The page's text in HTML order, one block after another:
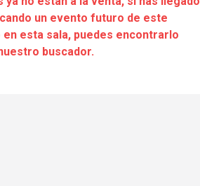
un evento futuro de este
esta sala, puedes encontrarlo
buscador.